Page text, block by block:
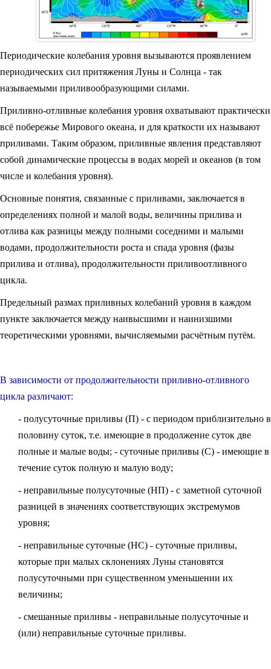
Периодические колебания уровня вызываются проявлением
периодических сил притяжения Луны и Солнца - так
называемыми приливообразующими силами.
Приливно-отливные колебания уровня охватывают практически
всё побережье Мирового океана, и для краткости их называют
приливами. Таким образом, приливные явления представляют
собой динамические процессы в водах морей и океанов (в том
числе и колебания уровня).
Основные понятия, связанные с приливами, заключается в
определениях полной и малой воды, величины прилива и
отлива как разницы между полными соседними и малыми
водами, продолжительности роста и спада уровня (фазы
прилива и отлива), продолжительности приливоотливного
цикла.
Предельный размах приливных колебаний уровня в каждом
пункте заключается между наивысшими и наинизшими
теоретическими уровнями, вычисляемыми расчётным путём.
В зависимости от продолжительности приливно-отливного
цикла различают:
- полусуточные приливы (П) - с периодом приблизительно в
половину суток, т.е. имеющие в продолжение суток две
полные и малые воды; - суточные приливы (С) - имеющие в
течение суток полную и малую воду;
- неправильные полусуточные (НП) - с заметной суточной
разницей в значениях соответствующих экстремумов
уровня;
- неправильные суточные (НС) - суточные приливы,
которые при малых склонениях Луны становятся
полусуточными при существенном уменьшении их
величины;
- смешанные приливы - неправильные полусуточные и
(или) неправильные суточные приливы.